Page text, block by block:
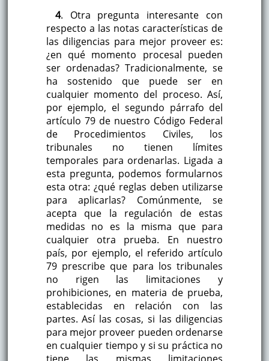
4. Otra pregunta interesante con
respecto a las notas características de
las diligencias para mejor proveer es:
¿en qué momento procesal pueden
ser ordenadas? Tradicionalmente, se
ha sostenido que puede ser en
cualquier momento del proceso. Así,
por ejemplo, el segundo párrafo del
artículo 79 de nuestro Código Federal
de Procedimientos Civiles, los
tribunales no tienen límites
temporales para ordenarlas. Ligada a
esta pregunta, podemos formularnos
esta otra: ¿qué reglas deben utilizarse
para aplicarlas? Comúnmente, se
acepta que la regulación de estas
medidas no es la misma que para
cualquier otra prueba. En nuestro
país, por ejemplo, el referido artículo
79 prescribe que para los tribunales
no rigen las limitaciones y
prohibiciones, en materia de prueba,
establecidas en relación con las
partes. Así las cosas, si las diligencias
para mejor proveer pueden ordenarse
en cualquier tiempo y si su práctica no